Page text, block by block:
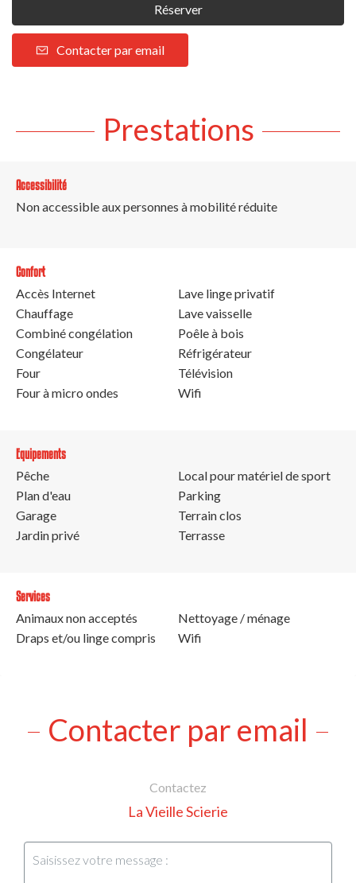
Réserver
Contacter par email
Prestations
Accessibilité
Non accessible aux personnes à mobilité réduite
Confort
Accès Internet
Chauffage
Combiné congélation
Congélateur
Four
Four à micro ondes
Lave linge privatif
Lave vaisselle
Poêle à bois
Réfrigérateur
Télévision
Wifi
Equipements
Pêche
Plan d'eau
Garage
Jardin privé
Local pour matériel de sport
Parking
Terrain clos
Terrasse
Services
Animaux non acceptés
Draps et/ou linge compris
Nettoyage / ménage
Wifi
Contacter par email
Contactez
La Vieille Scierie